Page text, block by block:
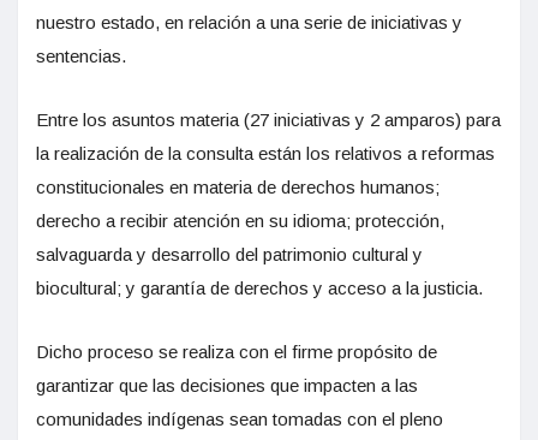
nuestro estado, en relación a una serie de iniciativas y
sentencias.
Entre los asuntos materia (27 iniciativas y 2 amparos) para
la realización de la consulta están los relativos a reformas
constitucionales en materia de derechos humanos;
derecho a recibir atención en su idioma; protección,
salvaguarda y desarrollo del patrimonio cultural y
biocultural; y garantía de derechos y acceso a la justicia.
Dicho proceso se realiza con el firme propósito de
garantizar que las decisiones que impacten a las
comunidades indígenas sean tomadas con el pleno